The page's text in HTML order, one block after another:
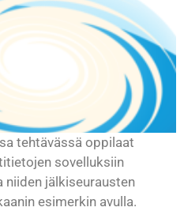
tehtävässä oppilaat
sovelluksiin
niiden jälkiseurausten
esimerkin avulla.